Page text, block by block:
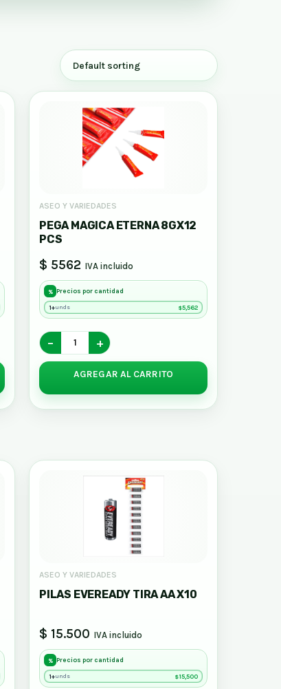
ASEO Y VARIEDADES
PEGA MAGICA ETERNA 8GX12
PCS
$ 5562 IVA incluido
% Precios por cantidad
1+unds $5,562
− +
AGREGAR AL CARRITO
ASEO Y VARIEDADES
PILAS EVEREADY TIRA AA X10
$ 15.500 IVA incluido
% Precios por cantidad
1+unds $15,500